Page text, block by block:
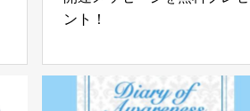
ント！